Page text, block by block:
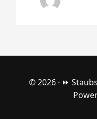
© 2026 · ⏩